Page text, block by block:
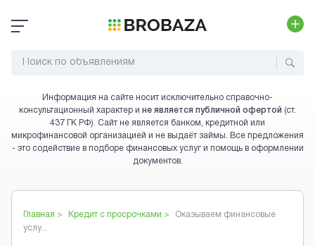
Информация на сайте носит исключительно справочно-
консультационный характер и не является публичной офертой (ст.
437 ГК РФ). Сайт не является банком, кредитной или
микрофинансовой организацией и не выдаёт займы. Все предложения
- это содействие в подборе финансовых услуг и помощь в оформлении
документов.
Главная > Кредит с просрочками >
Оказываем финансовые
услу...